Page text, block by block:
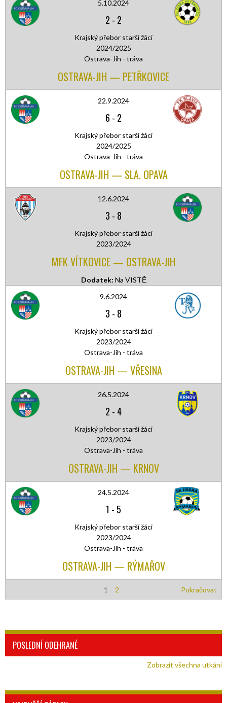
5.10.2024
2 - 2
Krajský přebor starší žáci
2024/2025
Ostrava-Jih - tráva
OSTRAVA-JIH — PETŘKOVICE
22.9.2024
6 - 2
Krajský přebor starší žáci
2024/2025
Ostrava-Jih - tráva
OSTRAVA-JIH — SLA. OPAVA
12.6.2024
3 - 8
Krajský přebor starší žáci
2023/2024
MFK VÍTKOVICE — OSTRAVA-JIH
Dodatek: Na VISTĚ
9.6.2024
3 - 8
Krajský přebor starší žáci
2023/2024
Ostrava-Jih - tráva
OSTRAVA-JIH — VŘESINA
26.5.2024
2 - 4
Krajský přebor starší žáci
2023/2024
Ostrava-Jih - tráva
OSTRAVA-JIH — KRNOV
24.5.2024
1 - 5
Krajský přebor starší žáci
2023/2024
Ostrava-Jih - tráva
OSTRAVA-JIH — RÝMAŘOV
1 2 Pokračovat
POSLEDNÍ ODEHRANÉ
Zobrazit všechna utkání